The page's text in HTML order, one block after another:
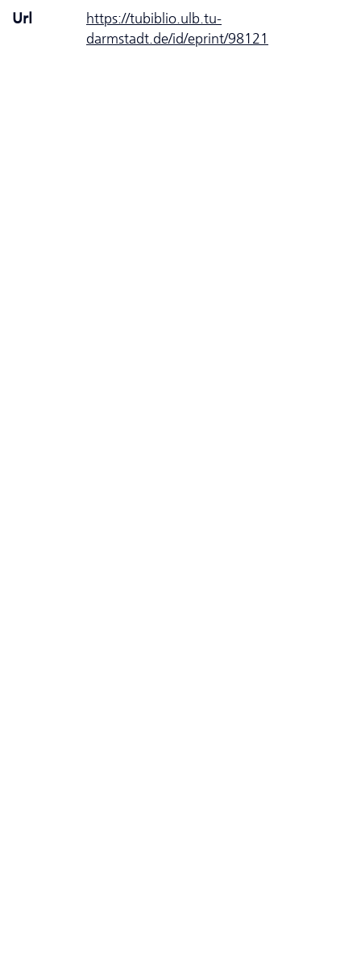
Url
https://tubiblio.ulb.tu-
darmstadt.de/id/eprint/98121